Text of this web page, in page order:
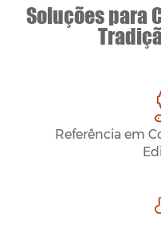
Soluções para
Referência em